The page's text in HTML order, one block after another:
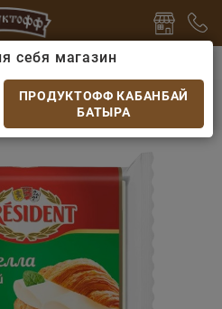
Сыр President Мастер
бутербродов Моцарелла
себя магазин
ПРОДУКТОФФ КАБАНБАЙ
БАТЫРА